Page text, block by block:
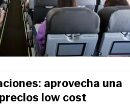
aprovecha una
low cost